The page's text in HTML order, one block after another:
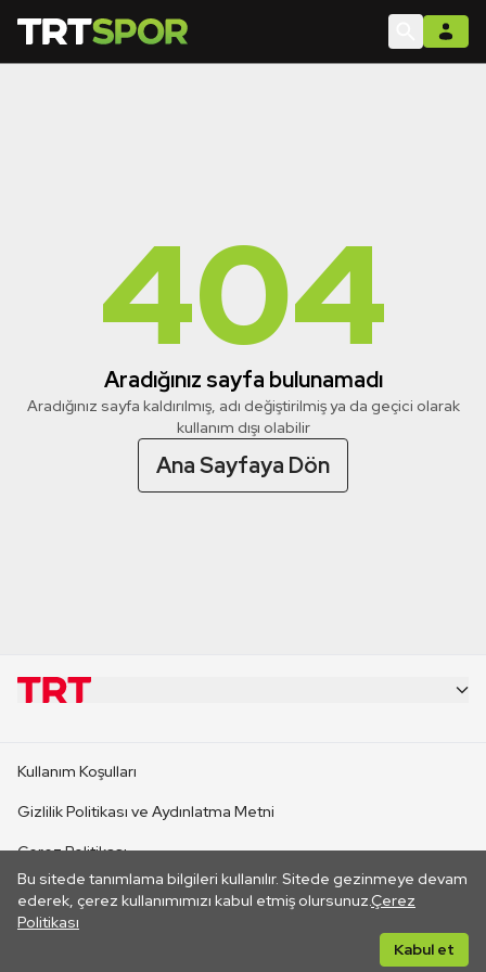
404
Aradığınız sayfa bulunamadı
Aradığınız sayfa kaldırılmış, adı değiştirilmiş ya da geçici olarak
kullanım dışı olabilir
Ana Sayfaya Dön
Bu sitede tanımlama bilgileri kullanılır. Sitede gezinmeye devam
ederek, çerez kullanımımızı kabul etmiş olursunuz.Çerez
Politikası
Kabul et
CANLI YAYINLAR
Kullanım Koşulları
Gizlilik Politikası ve Aydınlatma Metni
Çerez Politikası
İletişim
Her hakkı saklıdır. ©2026 TRT. Bağlantı yoluyla gidilen dış